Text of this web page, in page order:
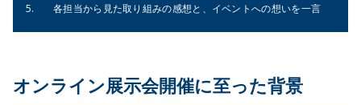
各担当から見た取り組みの感想と、イベントへの想いを一言
オンライン展示会開催に至った背景